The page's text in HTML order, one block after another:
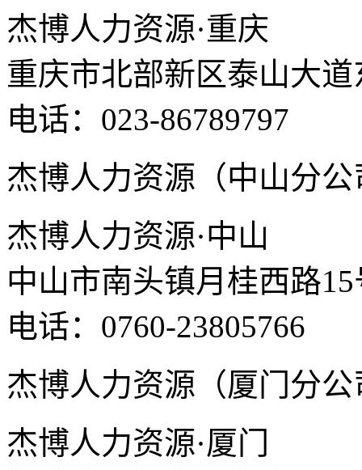
杰博人力资源·重庆
重庆市北部新区泰山大
电话：023-86789797
杰博人力资源（中山分公
杰博人力资源·中山
中山市南头镇月桂西路
电话：0760-23805766
杰博人力资源（厦门分公
杰博人力资源·厦门